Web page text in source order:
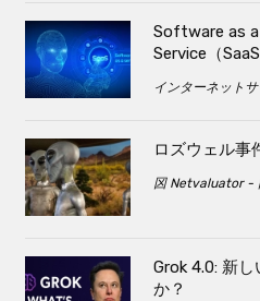
Software as a
Service（
インターネット
ロズウェル事
龱 Netvaluator -
Grok 4.0: 新
か？